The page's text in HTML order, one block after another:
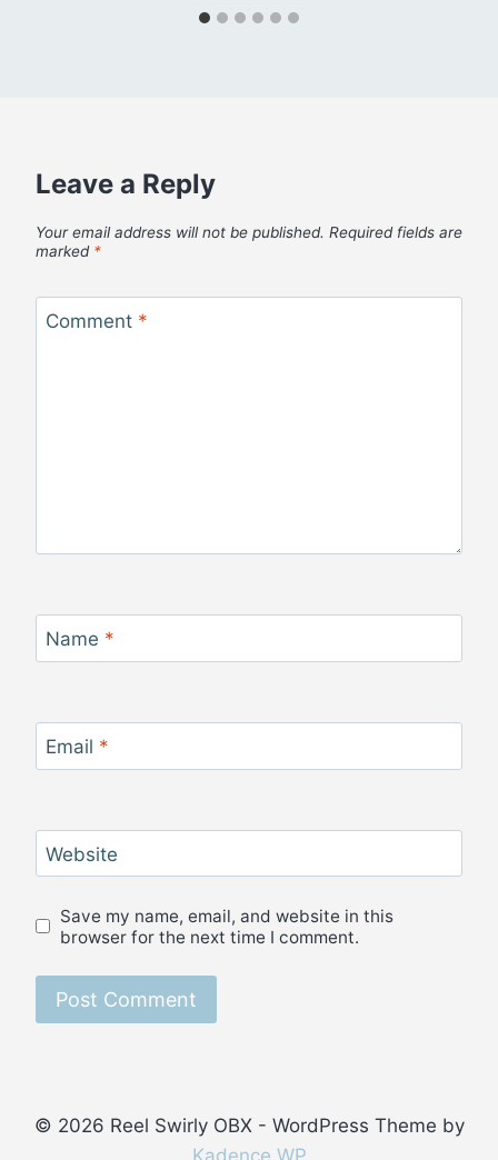
Leave a Reply
Your email address will not be published. Required fields are
marked *
Comment *
Name *
Email *
Website
Save my name, email, and website in this
browser for the next time I comment.
© 2026 Reel Swirly OBX - WordPress Theme by
Kadence WP